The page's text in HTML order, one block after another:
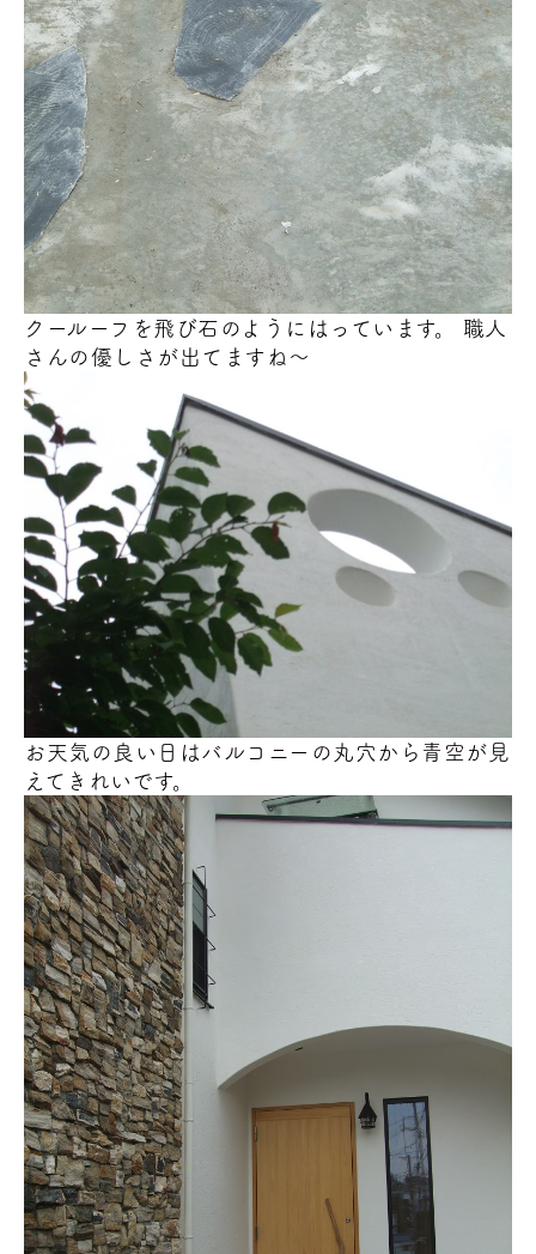
クールーフを飛び石のようにはっています。 職人
さんの優しさが出てますね～
お天気の良い日はバルコニーの丸穴から青空が見
えてきれいです。